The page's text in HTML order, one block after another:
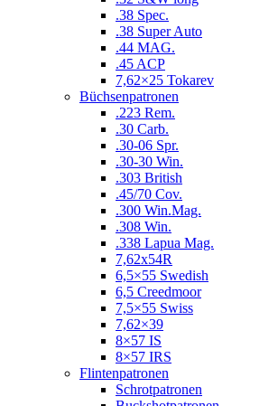
.38 Spec.
.38 Super Auto
.44 MAG.
.45 ACP
7,62×25 Tokarev
Büchsenpatronen
.223 Rem.
.30 Carb.
.30-06 Spr.
.30-30 Win.
.303 British
.45/70 Cov.
.300 Win.Mag.
.308 Win.
.338 Lapua Mag.
7,62x54R
6,5×55 Swedish
6,5 Creedmoor
7,5×55 Swiss
7,62×39
8×57 IS
8×57 IRS
Flintenpatronen
Schrotpatronen